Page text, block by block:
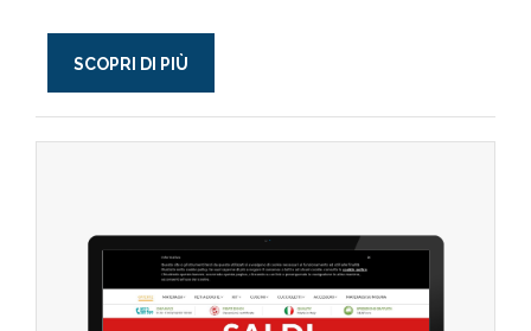
SCOPRI DI PIÙ